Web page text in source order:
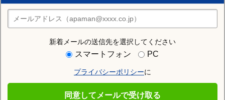
新着メールの送信先を選択してください
スマートフォン PC
プライバシーポリシーに
同意してメールで受け取る
住みたい街の店舗を探す
店舗検索
住む街研究所で上川郡美瑛町の情報を見る